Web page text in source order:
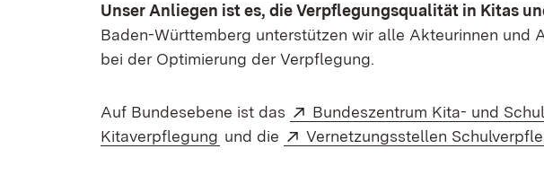
Unser Anliegen ist es, die Verpflegungsqualität in Kitas
Baden-Württemberg unterstützen wir alle Akteurinnen und
bei der Optimierung der Verpflegung.
Auf Bundesebene ist das Extern:
Bundeszentrum Kita- und
Kitaverpflegung (Öffnet in neuem Fenster)
und die Extern:
Vernetzungsstellen